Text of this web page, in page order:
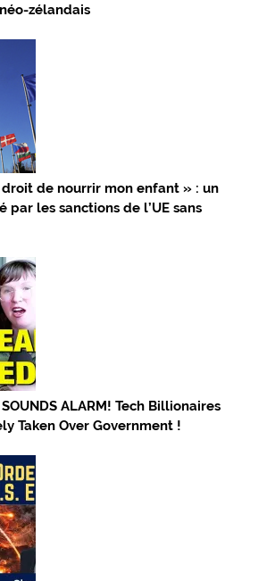
zélandais
droit de nourrir mon enfant » : un
par les sanctions de l’UE sans
ALARM! Tech Billionaires
Taken Over Government !